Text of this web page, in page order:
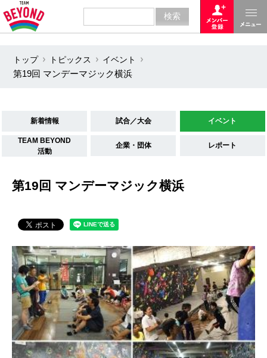
トップ トピックス
イベント
第19回 マンデーマジック横浜
新着情報 試合／大会 イベント
TEAM BEYOND
活動
企業・団体 レポート
第19回 マンデーマジック横浜